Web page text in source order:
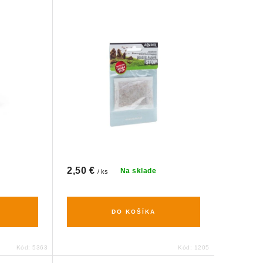
Kód: 5363
Na sklade
2,50 € / ks
DO KOŠÍKA
Kód: 1205